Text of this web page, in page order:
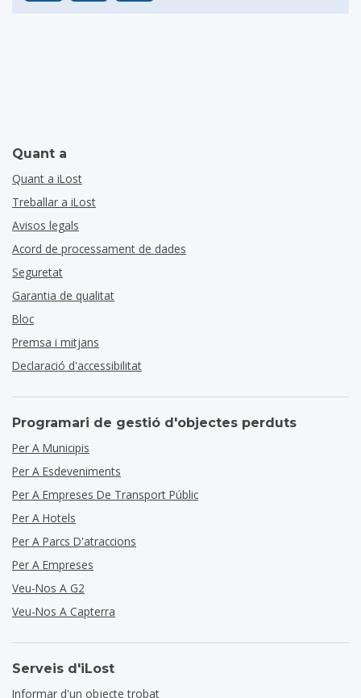
Quant a
Quant a iLost
Treballar a iLost
Avisos legals
Acord de processament de dades
Seguretat
Garantia de qualitat
Bloc
Premsa i mitjans
Declaració d'accessibilitat
Programari de gestió d'objectes perduts
Per A Municipis
Per A Esdeveniments
Per A Empreses De Transport Públic
Per A Hotels
Per A Parcs D'atraccions
Per A Empreses
Veu-Nos A G2
Veu-Nos A Capterra
Serveis d'iLost
Informar d'un objecte trobat